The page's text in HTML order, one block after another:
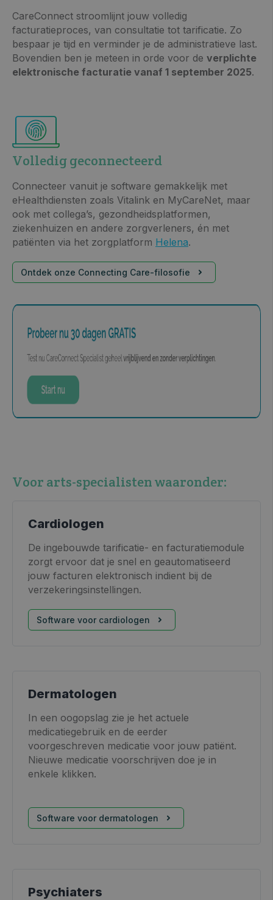
CareConnect stroomlijnt jouw volledig
facturatieproces, van consultatie tot tarificatie. Zo
bespaar je tijd en verminder je de administratieve last.
Bovendien ben je meteen in orde voor de verplichte
elektronische facturatie vanaf 1 september 2025.
Volledig geconnecteerd
Connecteer vanuit je software gemakkelijk met
eHealthdiensten zoals Vitalink en MyCareNet, maar
ook met collega’s, gezondheidsplatformen,
ziekenhuizen en andere zorgverleners, én met
patiënten via het zorgplatform Helena.
Ontdek onze Connecting Care-filosofie
Voor arts-specialisten waaronder:
Cardiologen
De ingebouwde tarificatie- en facturatiemodule
zorgt ervoor dat je snel en geautomatiseerd
jouw facturen elektronisch indient bij de
verzekeringsinstellingen.
Software voor cardiologen
Dermatologen
In een oogopslag zie je het actuele
medicatiegebruik en de eerder
voorgeschreven medicatie voor jouw patiënt.
Nieuwe medicatie voorschrijven doe je in
enkele klikken.
Software voor dermatologen
Psychiaters